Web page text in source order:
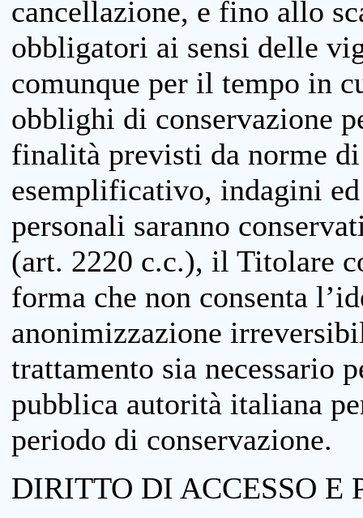
cancellazione, e fino allo
obbligatori ai sensi delle
comunque per il tempo in
obblighi di conservazione
finalità previsti da norme
esemplificativo, indagini
personali saranno
(art. 2220 c.c.), il Titolare
forma che non consenta
anonimizzazione
trattamento sia necessario
pubblica autorità italiana
periodo di conservazione.
DIRITTO DI ACCESSO